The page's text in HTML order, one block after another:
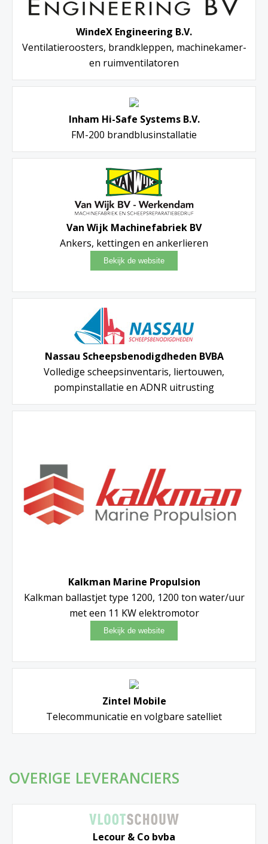
WindeX Engineering B.V.
Ventilatieroosters, brandkleppen, machinekamer-
en ruimventilatoren
Inham Hi-Safe Systems B.V.
FM-200 brandblusinstallatie
Van Wijk Machinefabriek BV
Ankers, kettingen en ankerlieren
Nassau Scheepsbenodigdheden BVBA
Volledige scheepsinventaris, liertouwen,
pompinstallatie en ADNR uitrusting
Kalkman Marine Propulsion
Kalkman ballastjet type 1200, 1200 ton water/uur
met een 11 KW elektromotor
Zintel Mobile
Telecommunicatie en volgbare satelliet
OVERIGE LEVERANCIERS
Lecour & Co bvba